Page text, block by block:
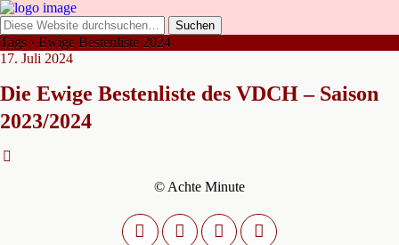
Tags › Ewige Bestenliste 2024
17. Juli 2024
Die Ewige Bestenliste des VDCH – Saison
2023/2024
© Achte Minute